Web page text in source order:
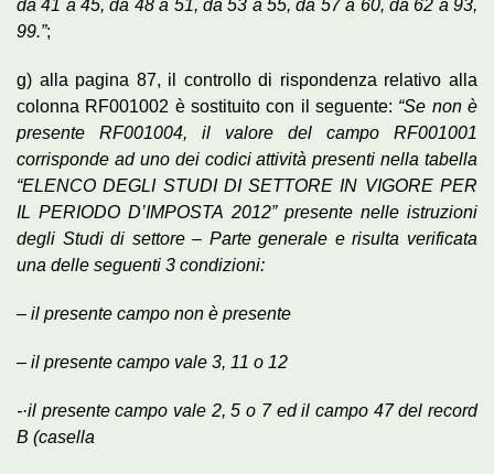
da 41 a 45, da 48 a 51, da 53 a 55, da 57 a 60, da 62 a 93,
99.”;
g) alla pagina 87, il controllo di rispondenza relativo alla
colonna RF001002 è sostituito con il seguente: “Se non è
presente RF001004, il valore del campo RF001001
corrisponde ad uno dei codici attività presenti nella tabella
“ELENCO DEGLI STUDI DI SETTORE IN VIGORE PER
IL PERIODO D’IMPOSTA 2012” presente nelle istruzioni
degli Studi di settore – Parte generale e risulta verificata
una delle seguenti 3 condizioni:
– il presente campo non è presente
– il presente campo vale 3, 11 o 12
-·il presente campo vale 2, 5 o 7 ed il campo 47 del record
B (casella